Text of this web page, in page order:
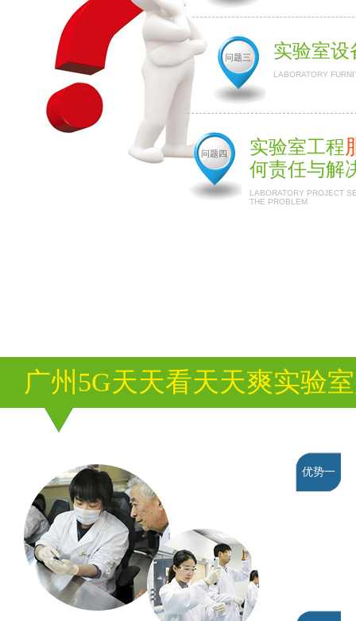
问题三 实验室设
LABORATORY
问题四 实验室工程
何责任与解
LABORATORY PROJECT
THE PROBLEM
广州5G天天看天天爽实验
优势一